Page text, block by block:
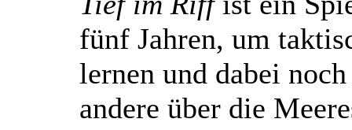
fünf Jahren, um
lernen und dabei
andere über die